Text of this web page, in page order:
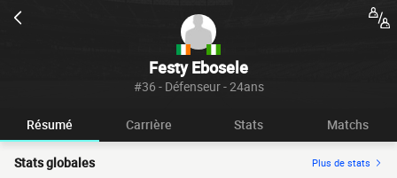
Festy Ebosele
#36 - Défenseur - 24ans
Résumé Carrière Stats Matchs
Stats globales Plus de stats